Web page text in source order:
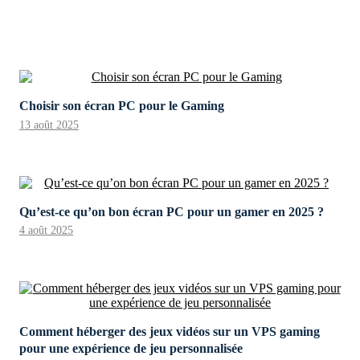
Choisir son écran PC pour le Gaming
13 août 2025
Qu’est-ce qu’on bon écran PC pour un gamer en 2025 ?
4 août 2025
Comment héberger des jeux vidéos sur un VPS gaming
pour une expérience de jeu personnalisée